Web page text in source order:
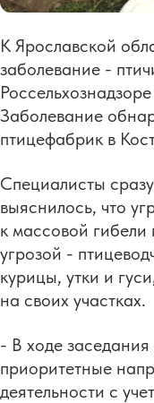
К Ярославской
заболевание -
Заболевание
птицефабрик в
Специалисты
выяснилось, что
к массовой
угрозой -
курицы, утки и
на своих участках.
- В ходе
приоритетные
деятельности с